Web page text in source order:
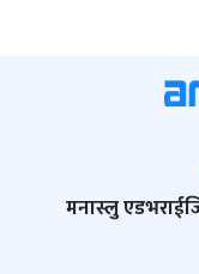
मनास्लु